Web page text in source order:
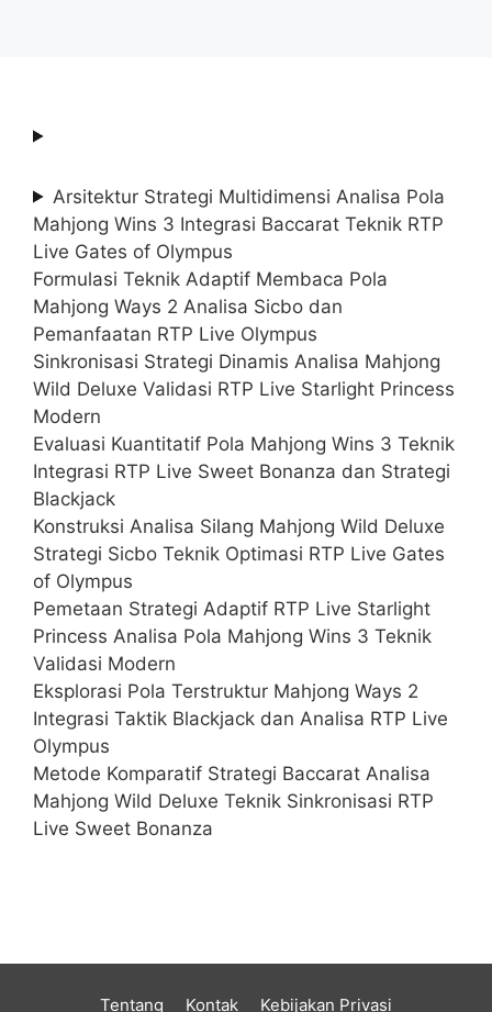
Arsitektur Strategi Multidimensi Analisa Pola
Mahjong Wins 3 Integrasi Baccarat Teknik RTP
Live Gates of Olympus
Formulasi Teknik Adaptif Membaca Pola
Mahjong Ways 2 Analisa Sicbo dan
Pemanfaatan RTP Live Olympus
Sinkronisasi Strategi Dinamis Analisa Mahjong
Wild Deluxe Validasi RTP Live Starlight Princess
Modern
Evaluasi Kuantitatif Pola Mahjong Wins 3 Teknik
Integrasi RTP Live Sweet Bonanza dan Strategi
Blackjack
Konstruksi Analisa Silang Mahjong Wild Deluxe
Strategi Sicbo Teknik Optimasi RTP Live Gates
of Olympus
Pemetaan Strategi Adaptif RTP Live Starlight
Princess Analisa Pola Mahjong Wins 3 Teknik
Validasi Modern
Eksplorasi Pola Terstruktur Mahjong Ways 2
Integrasi Taktik Blackjack dan Analisa RTP Live
Olympus
Metode Komparatif Strategi Baccarat Analisa
Mahjong Wild Deluxe Teknik Sinkronisasi RTP
Live Sweet Bonanza
Tentang Kontak Kebijakan Privasi